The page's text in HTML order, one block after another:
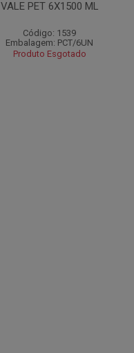
VALE PET 6X1500 ML
Código: 1539
Embalagem: PCT/6UN
Produto Esgotado